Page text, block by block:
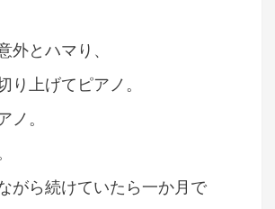
外とハマり、
り上げてピアノ。
ノ。
がら続けていたら一か月で